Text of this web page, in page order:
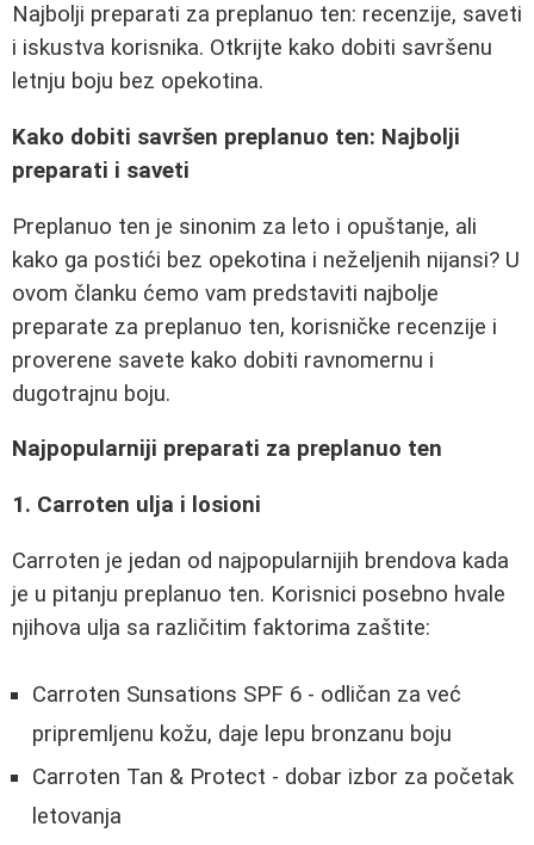
Najbolji preparati za preplanuo ten: recenzije, saveti
i iskustva korisnika. Otkrijte kako dobiti savršenu
letnju boju bez opekotina.
Kako dobiti savršen preplanuo ten: Najbolji
preparati i saveti
Preplanuo ten je sinonim za leto i opuštanje, ali
kako ga postići bez opekotina i neželjenih nijansi? U
ovom članku ćemo vam predstaviti najbolje
preparate za preplanuo ten, korisničke recenzije i
proverene savete kako dobiti ravnomernu i
dugotrajnu boju.
Najpopularniji preparati za preplanuo ten
1. Carroten ulja i losioni
Carroten je jedan od najpopularnijih brendova kada
je u pitanju preplanuo ten. Korisnici posebno hvale
njihova ulja sa različitim faktorima zaštite:
Carroten Sunsations SPF 6 - odličan za već
pripremljenu kožu, daje lepu bronzanu boju
Carroten Tan & Protect - dobar izbor za početak
letovanja